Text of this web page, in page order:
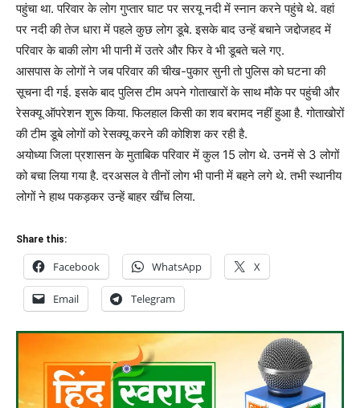
पहुंचा था. परिवार के लोग गुप्तार घाट पर सरयू नदी में स्नान करने पहुंचे थे. वहां
पर नदी की तेज धारा में पहले कुछ लोग डूबे. इसके बाद उन्हें बचाने जद्दोजहद में
परिवार के बाकी लोग भी पानी में उतरे और फिर वे भी डूबते चले गए.
आसपास के लोगों ने जब परिवार की चीख-पुकार सुनी तो पुलिस को घटना की
सूचना दी गई. इसके बाद पुलिस टीम अपने गोताखारों के साथ मौके पर पहुंची और
रेसक्यू ऑपरेशन शुरू किया. फिलहाल किसी का शव बरामद नहीं हुआ है. गोताखोरों
की टीम डूबे लोगों को रेसक्यू करने की कोशिश कर रही है.
अयोध्या जिला प्रशासन के मुताबिक परिवार में कुल 15 लोग थे. उनमें से 3 लोगों
को बचा लिया गया है. दरअसल वे तीनों लोग भी पानी में बहने लगे थे. तभी स्थानीय
लोगों ने हाथ पकड़कर उन्हें बाहर खींच लिया.
Share this:
Facebook WhatsApp X
Email Telegram